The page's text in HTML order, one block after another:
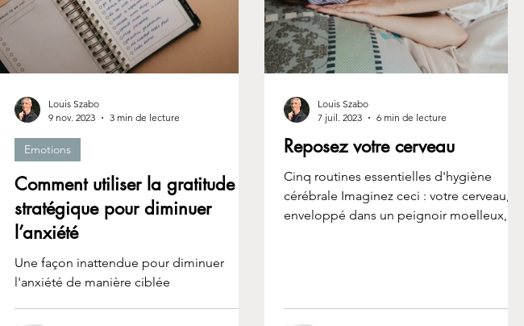
Comment utiliser la gratitude
stratégique pour diminuer
l’anxiété
Une façon inattendue pour diminuer
l'anxiété de manière ciblée
Emotions
Louis Szabo
9 nov. 2023
3 min de lecture
Reposez votre cerveau
Cinq routines essentielles d'hygiène
cérébrale Imaginez ceci : votre cerveau,
enveloppé dans un peignoir moelleux,
Louis Szabo
7 juil. 2023
6 min de lecture